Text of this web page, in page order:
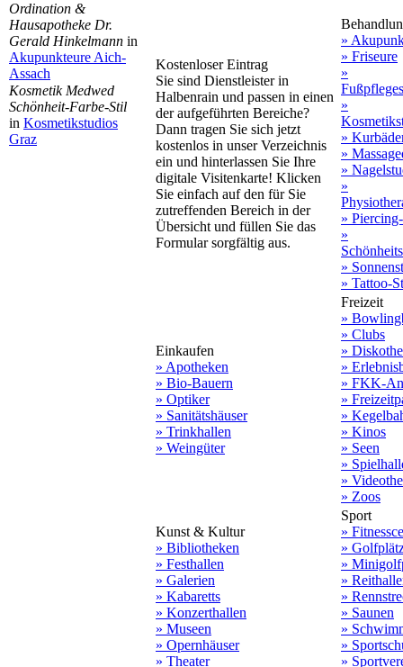
Ordination &
Hausapotheke Dr.
Gerald Hinkelmann in
Akupunkteure Aich-
Assach
Kosmetik Medwed
Schönheit-Farbe-Stil
in Kosmetikstudios
Graz
Kostenloser Eintrag
Sie sind Dienstleister in
Halbenrain und passen in einen
der aufgeführten Bereiche?
Dann tragen Sie sich jetzt
kostenlos in unser Verzeichnis
ein und hinterlassen Sie Ihre
digitale Visitenkarte! Klicken
Sie einfach auf den für Sie
zutreffenden Bereich in der
Übersicht und füllen Sie das
Formular sorgfältig aus.
»
» Friseure
»
»
»
»
»
»
»
»
»
» Tattoo-
Einkaufen
» Apotheken
» Bio-Bauern
» Optiker
» Sanitätshäuser
» Trinkhallen
» Weingüter
Freizeit
»
» Clubs
»
»
» FKK-
»
»
» Kinos
» Seen
»
»
» Zoos
Kunst & Kultur
» Bibliotheken
» Festhallen
» Galerien
» Kabaretts
» Konzerthallen
» Museen
» Opernhäuser
» Theater
Sport
»
»
»
»
»
» Saunen
»
»
»